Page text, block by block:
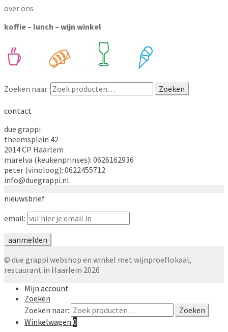
over ons
koffie – lunch – wijn winkel
Zoeken naar: Zoeken
contact
due grappi
theemsplein 42
2014 CP Haarlem
marelva (keukenprinses): 0626162936
peter (vinoloog): 0622455712
info@duegrappi.nl
nieuwsbrief
email:
© due grappi webshop en winkel met wijnproeflokaal,
restaurant in Haarlem 2026
Mijn account
Zoeken
Zoeken naar:
Zoeken
Winkelwagen 0